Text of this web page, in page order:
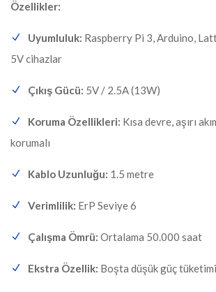
Özellikler:
Uyumluluk: Raspberry Pi 3, Arduino,
5V cihazlar
Çıkış Gücü: 5V / 2.5A (13W)
Koruma Özellikleri: Kısa devre, aşırı
korumalı
Kablo Uzunluğu: 1.5 metre
Verimlilik: ErP Seviye 6
Çalışma Ömrü: Ortalama 50.000 saat
Ekstra Özellik: Boşta düşük güç tüketimi